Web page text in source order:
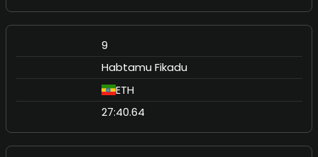
9
Habtamu Fikadu
ETH
27:40.64